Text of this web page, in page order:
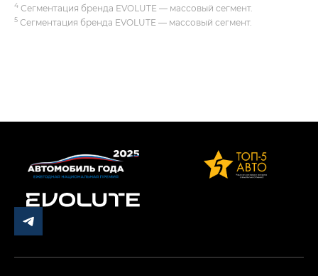
4 Сегментация бренда EVOLUTE — массовый сегмент.
5 Сегментация бренда EVOLUTE — массовый сегмент.